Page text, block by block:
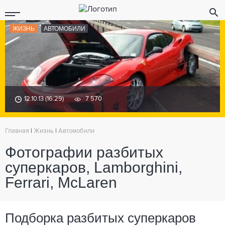
ЖИЗНЬ АВТОМОБИЛИ
12.10.13 (16:29) 7 570
Главная Жизнь Автомобили
Фотографии разбитых
суперкаров, Lamborghini,
Ferrari, McLaren
Подборка разбитых суперкаров